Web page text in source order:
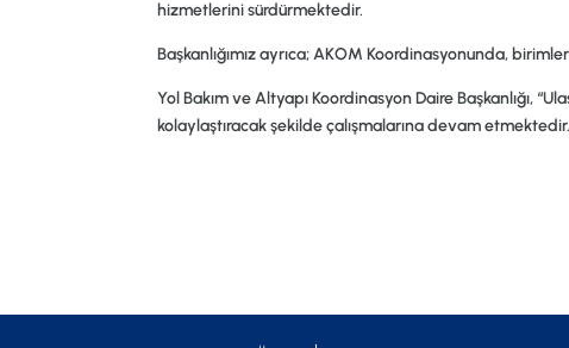
hizmetlerini sürdürmektedir.
Başkanlığımız ayrıca; AKOM Koordinasyonunda,
Yol Bakım ve Altyapı Koordinasyon Daire Başkanlığı,
kolaylaştıracak şekilde çalışmalarına devam etmektedir.